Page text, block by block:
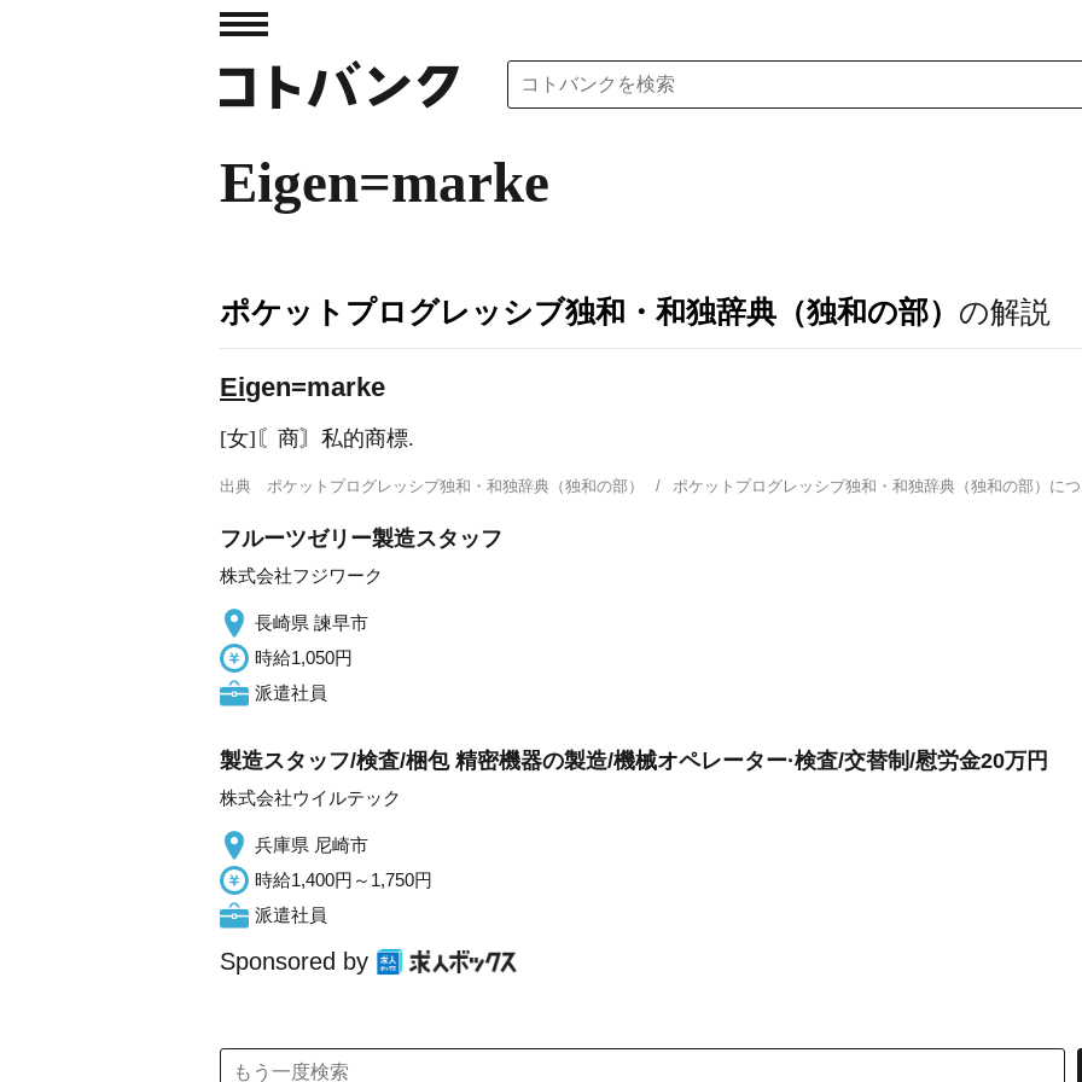
Eigen=marke
ポケットプログレッシブ独和・和独辞典（独和の部） の解説
Eigen=marke
[女]〘商〙私的商標.
出典 ポケットプログレッシブ独和・和独辞典（独和の部） ポケットプログレッシブ独和・和独辞典（独和の部）
フルーツゼリー製造スタッフ
株式会社フジワーク
長崎県 諫早市
時給1,050円
派遣社員
製造スタッフ/検査/梱包 精密機器の製造/機械オペレーター·検査/交替制/慰労金20万円
株式会社ウイルテック
兵庫県 尼崎市
時給1,400円～1,750円
派遣社員
Sponsored by